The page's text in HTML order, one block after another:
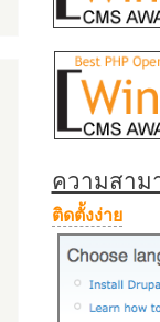
ความสาม
ติดตั้งง่าย